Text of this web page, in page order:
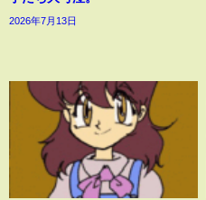
2026年7月13日